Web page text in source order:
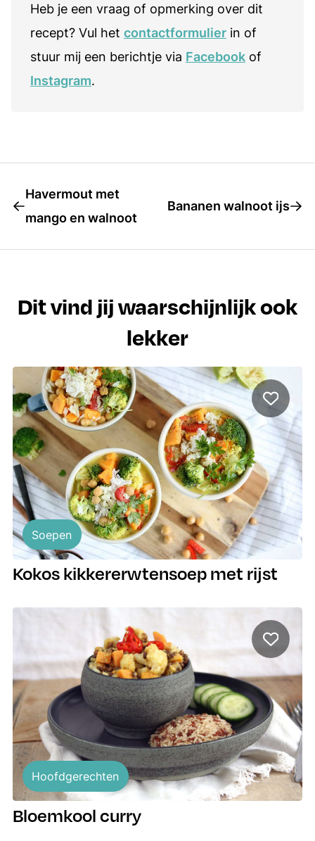
Heb je een vraag of opmerking over dit
recept? Vul het contactformulier in of
stuur mij een berichtje via Facebook of
Instagram.
Havermout met
mango en walnoot
Bananen walnoot ijs
Dit vind jij waarschijnlijk ook
lekker
Soepen
Kokos kikkererwtensoep met rijst
Hoofdgerechten
Bloemkool curry